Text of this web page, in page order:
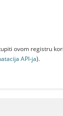
ovom registru
API-jа).